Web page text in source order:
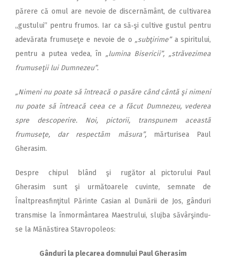
părere că omul are nevoie de discernământ, de cultivarea
„gustului” pentru frumos. Iar ca să‑şi cultive gustul pentru
adevărata frumuseţe e ne­voie de o „subţirime”a spiritului,
pentru a putea vedea, în „lumina Bisericii”, „străvezimea
frumu­seţii lui Dumnezeu”.
„Nimeni nu poate să întreacă o pasăre când cântă şi nimeni
nu poate să întreacă ceea ce a fă­cut Dumnezeu, vederea
spre descoperire. Noi, pictorii, trans­punem această
frumuseţe, dar respectăm măsura”, mărturisea Paul
Gherasim.
Despre chipul blând şi rugător al pictorului Paul
Gherasim sunt şi următoarele cuvinte, semnate de
Înaltpreasfinţitul Pă­rinte Casian al Dunării de Jos, gânduri
transmise la înmormântarea Maestrului, slujba săvârşindu-
se la Mănăstirea Sta­vropoleos:
Gânduri la plecarea domnului Paul Gherasim